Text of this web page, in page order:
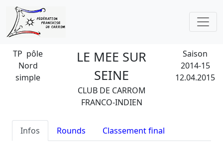
TP pôle
Nord
simple
LE MEE SUR
SEINE
CLUB DE CARROM
FRANCO-INDIEN
Saison
2014-15
12.04.2015
Infos Rounds Classement final